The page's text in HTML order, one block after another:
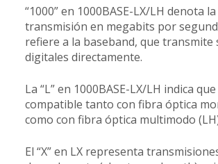
“1000” en 1000BASE-LX/LH denota
transmisión en megabits por
refiere a la baseband, que transmite
digitales directamente.
La “L” en 1000BASE-LX/LH indica
compatible tanto con fibra óptica
como con fibra óptica multimodo
El “X” en LX representa